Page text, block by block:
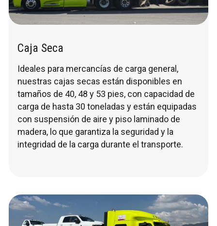
Caja Seca
Ideales para mercancías de carga general,
nuestras cajas secas están disponibles en
tamaños de 40, 48 y 53 pies, con capacidad de
carga de hasta 30 toneladas y están equipadas
con suspensión de aire y piso laminado de
madera, lo que garantiza la seguridad y la
integridad de la carga durante el transporte.